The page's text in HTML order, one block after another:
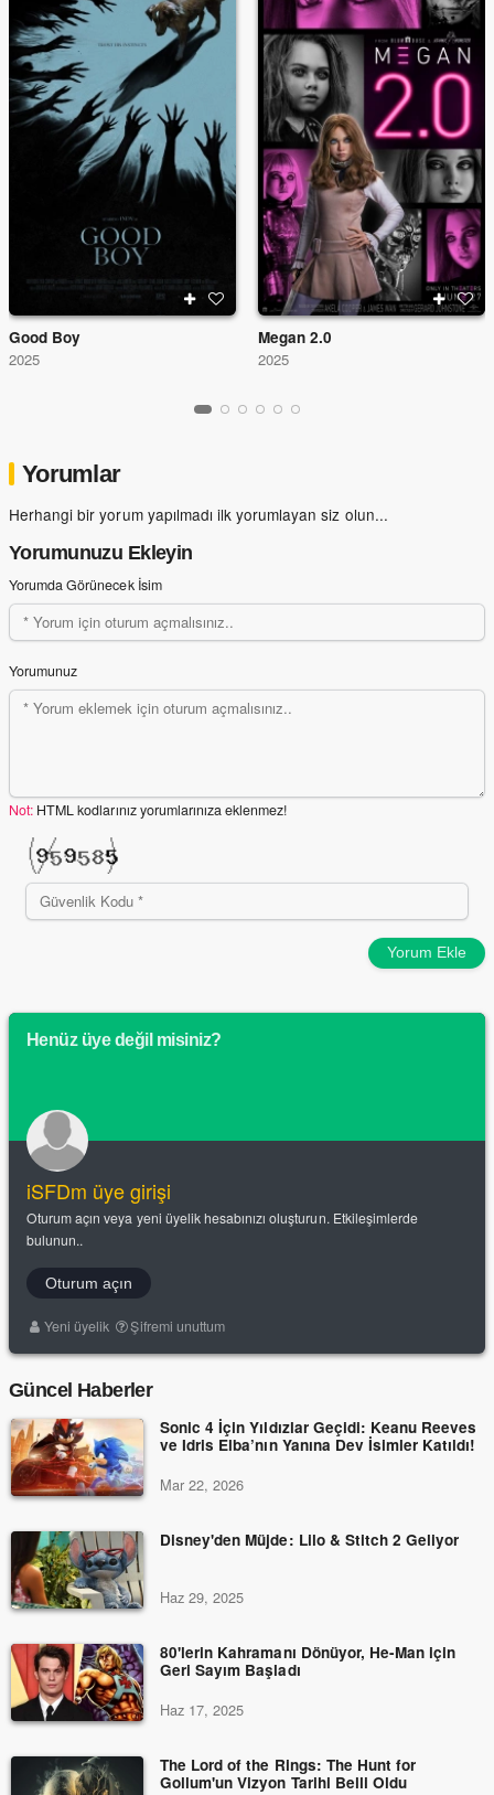
Good Boy
2025
Megan 2.0
2025
Yorumlar
Herhangi bir yorum yapılmadı ilk yorumlayan siz olun...
Yorumunuzu Ekleyin
Yorumda Görünecek İsim
Yorumunuz
Not: HTML kodlarınız yorumlarınıza eklenmez!
Yorum Ekle
Henüz üye değil misiniz?
iSFDm üye girişi
Oturum açın veya yeni üyelik hesabınızı oluşturun. Etkileşimlerde
bulunun..
Oturum açın
Yeni üyelik Şifremi unuttum
Güncel Haberler
Sonic 4 İçin Yıldızlar Geçidi: Keanu Reeves
ve Idris Elba’nın Yanına Dev İsimler Katıldı!
Mar 22, 2026
Disney'den Müjde: Lilo & Stitch 2 Geliyor
Haz 29, 2025
80'lerin Kahramanı Dönüyor, He-Man için
Geri Sayım Başladı
Haz 17, 2025
The Lord of the Rings: The Hunt for
Gollum'un Vizyon Tarihi Belli Oldu